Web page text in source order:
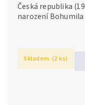
Česká republika
narození
Aurea C194,
Skladem (2 ks)